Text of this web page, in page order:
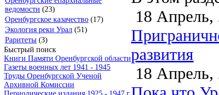
ведомости (23)
Оренбургское казачество (17)
Экология реки Урал (51)
Раритеты (3)
Быстрый поиск
Книги Памяти Оренбургской области
Газеты военных лет 1941 - 1945
Труды Оренбургской Ученой
Архивной Комиссии
Периодические издания 1925 - 1947 г.
18 Апрель,
развития
18 Апрель,